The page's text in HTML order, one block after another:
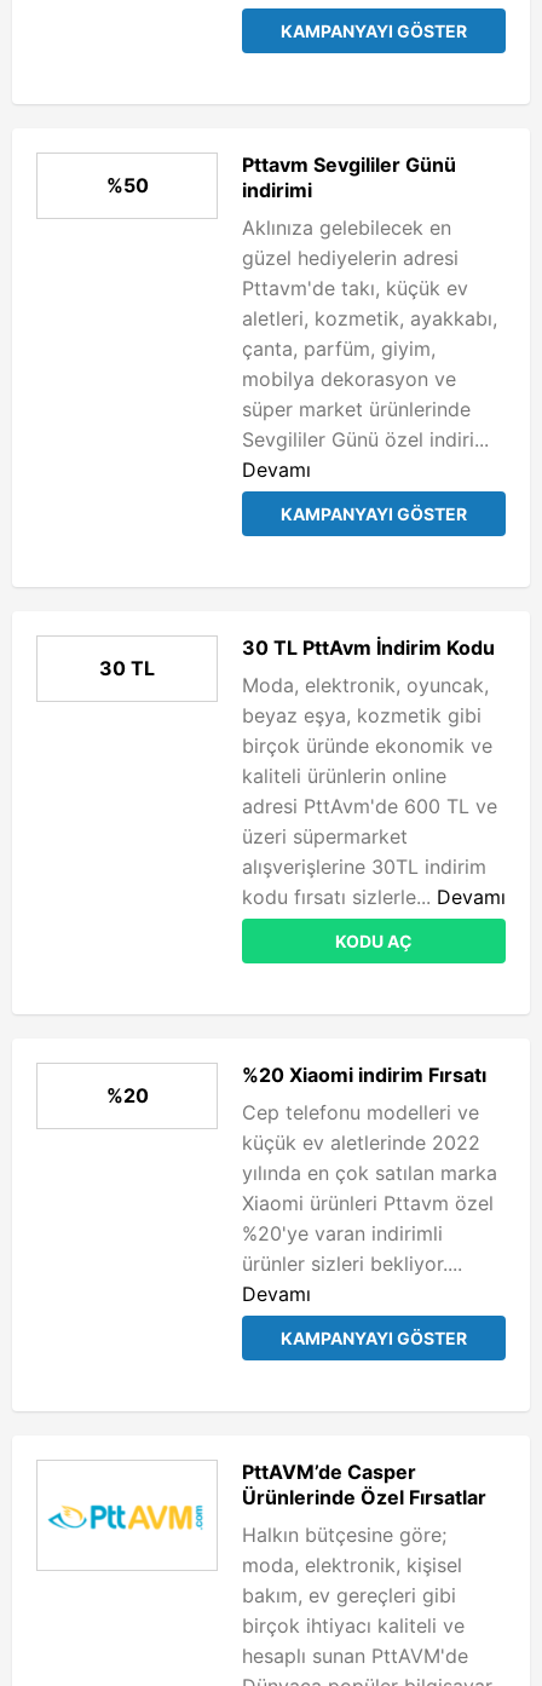
KAMPANYAYI GÖSTER
%50
Pttavm Sevgililer Günü
indirimi
Aklınıza gelebilecek en
güzel hediyelerin adresi
Pttavm'de takı, küçük ev
aletleri, kozmetik, ayakkabı,
çanta, parfüm, giyim,
mobilya dekorasyon ve
süper market ürünlerinde
Sevgililer Günü özel indiri...
Devamı
KAMPANYAYI GÖSTER
30 TL
30 TL PttAvm İndirim Kodu
Moda, elektronik, oyuncak,
beyaz eşya, kozmetik gibi
birçok üründe ekonomik ve
kaliteli ürünlerin online
adresi PttAvm'de 600 TL ve
üzeri süpermarket
alışverişlerine 30TL indirim
kodu fırsatı sizlerle... Devamı
KODU AÇ
%20
%20 Xiaomi indirim Fırsatı
Cep telefonu modelleri ve
küçük ev aletlerinde 2022
yılında en çok satılan marka
Xiaomi ürünleri Pttavm özel
%20'ye varan indirimli
ürünler sizleri bekliyor....
Devamı
KAMPANYAYI GÖSTER
PttAVM’de Casper
Ürünlerinde Özel Fırsatlar
Halkın bütçesine göre;
moda, elektronik, kişisel
bakım, ev gereçleri gibi
birçok ihtiyacı kaliteli ve
hesaplı sunan PttAVM'de